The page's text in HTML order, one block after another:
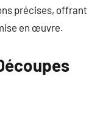
précises, offrant
en œuvre.